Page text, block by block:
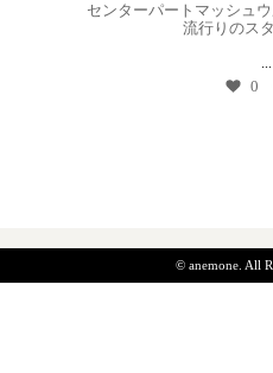
センターパートマッシュ
流行りのス
...
0
© anemone. All